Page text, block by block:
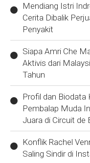
Mendiang Istri
Cerita Dibalik
Penyakit
Siapa Amri Che
Aktivis dari
Tahun
Profil dan Biodata
Pembalap Muda
Juara di Circuit de
Konflik Rachel
Saling Sindir di